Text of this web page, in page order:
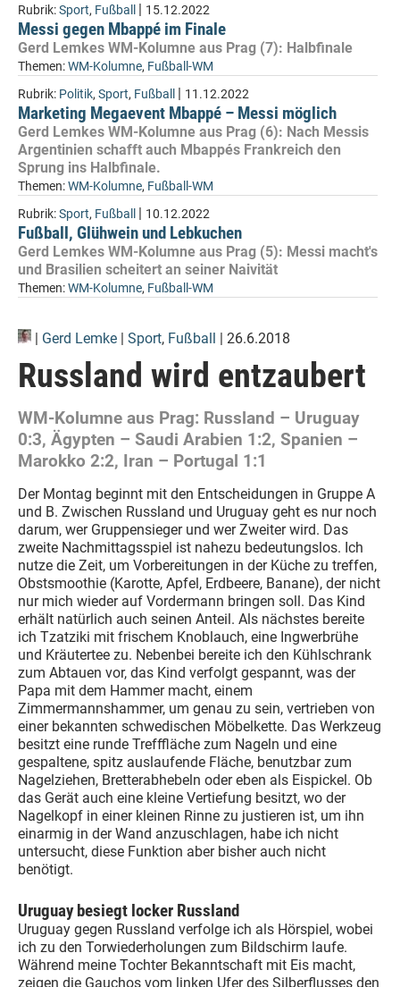
Rubrik:Sport, Fußball | 15.12.2022
Messi gegen Mbappé im Finale
Gerd Lemkes WM-Kolumne aus Prag (7): Halbfinale
Themen:WM-Kolumne, Fußball-WM
Rubrik: Politik, Sport, Fußball | 11.12.2022
Marketing Megaevent Mbappé – Messi möglich
Gerd Lemkes WM-Kolumne aus Prag (6): Nach Messis
Argentinien schafft auch Mbappés Frankreich den
Sprung ins Halbfinale.
Themen:WM-Kolumne, Fußball-WM
Rubrik:Sport, Fußball | 10.12.2022
Fußball, Glühwein und Lebkuchen
Gerd Lemkes WM-Kolumne aus Prag (5): Messi macht's
und Brasilien scheitert an seiner Naivität
Themen:WM-Kolumne, Fußball-WM
| Gerd Lemke | Sport, Fußball | 26.6.2018
Russland wird entzaubert
WM-Kolumne aus Prag: Russland – Uruguay
0:3, Ägypten – Saudi Arabien 1:2, Spanien –
Marokko 2:2, Iran – Portugal 1:1
Der Montag beginnt mit den Entscheidungen in Gruppe A
und B. Zwischen Russland und Uruguay geht es nur noch
darum, wer Gruppensieger und wer Zweiter wird. Das
zweite Nachmittagsspiel ist nahezu bedeutungslos. Ich
nutze die Zeit, um Vorbereitungen in der Küche zu treffen,
Obstsmoothie (Karotte, Apfel, Erdbeere, Banane), der nicht
nur mich wieder auf Vordermann bringen soll. Das Kind
erhält natürlich auch seinen Anteil. Als nächstes bereite
ich Tzatziki mit frischem Knoblauch, eine Ingwerbrühe
und Kräutertee zu. Nebenbei bereite ich den Kühlschrank
zum Abtauen vor, das Kind verfolgt gespannt, was der
Papa mit dem Hammer macht, einem
Zimmermannshammer, um genau zu sein, vertrieben von
einer bekannten schwedischen Möbelkette. Das Werkzeug
besitzt eine runde Trefffläche zum Nageln und eine
gespaltene, spitz auslaufende Fläche, benutzbar zum
Nagelziehen, Bretterabhebeln oder eben als Eispickel. Ob
das Gerät auch eine kleine Vertiefung besitzt, wo der
Nagelkopf in einer kleinen Rinne zu justieren ist, um ihn
einarmig in der Wand anzuschlagen, habe ich nicht
untersucht, diese Funktion aber bisher auch nicht
benötigt.
Uruguay besiegt locker Russland
Uruguay gegen Russland verfolge ich als Hörspiel, wobei
ich zu den Torwiederholungen zum Bildschirm laufe.
Während meine Tochter Bekanntschaft mit Eis macht,
zeigen die Gauchos vom linken Ufer des Silberflusses den